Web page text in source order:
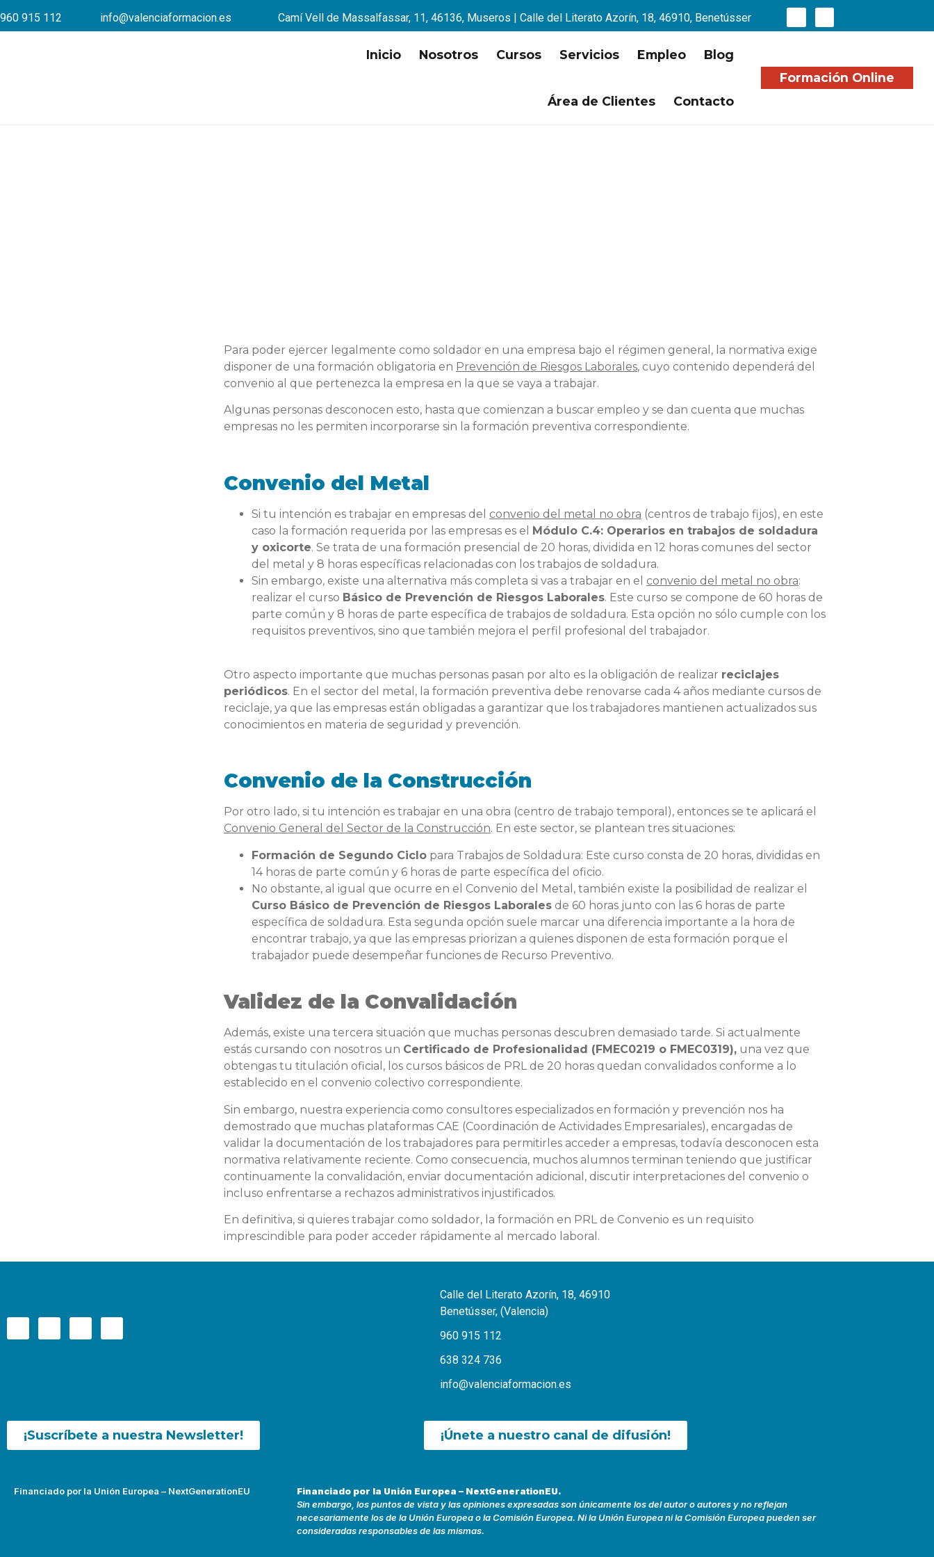
960 915 112 info@valenciaformacion.es Camí Vell de Massalfassar, 11, 46136, Museros | Calle del Literato Azorín, 18, 46910, Benetússer
Inicio Nosotros Cursos Servicios Empleo Blog
Área de Clientes Contacto
Formación Online
Para poder ejercer legalmente como soldador en una empresa bajo el régimen general, la normativa exige
disponer de una formación obligatoria en Prevención de Riesgos Laborales, cuyo contenido dependerá del
convenio al que pertenezca la empresa en la que se vaya a trabajar.
Algunas personas desconocen esto, hasta que comienzan a buscar empleo y se dan cuenta que muchas
empresas no les permiten incorporarse sin la formación preventiva correspondiente.
Convenio del Metal
Si tu intención es trabajar en empresas del convenio del metal no obra (centros de trabajo fijos), en este
caso la formación requerida por las empresas es el
Módulo C.4: Operarios en trabajos de soldadura
y oxicorte. Se trata de una formación presencial de 20 horas, dividida en 12 horas comunes del sector
del metal y 8 horas específicas relacionadas con los trabajos de soldadura.
Sin embargo, existe una alternativa más completa si vas a trabajar en el convenio del metal no obra:
realizar el curso Básico de Prevención de Riesgos Laborales. Este curso se compone de 60 horas de
parte común y 8 horas de parte específica de trabajos de soldadura. Esta opción no sólo cumple con los
requisitos preventivos, sino que también mejora el perfil profesional del trabajador.
Otro aspecto importante que muchas personas pasan por alto es la obligación de realizar reciclajes
periódicos. En el sector del metal, la formación preventiva debe renovarse cada 4 años mediante cursos de
reciclaje, ya que las empresas están obligadas a garantizar que los trabajadores mantienen actualizados sus
conocimientos en materia de seguridad y prevención.
Convenio de la Construcción
Por otro lado, si tu intención es trabajar en una obra (centro de trabajo temporal), entonces se te aplicará el
Convenio General del Sector de la Construcción. En este sector, se plantean tres situaciones:
Formación de Segundo Ciclo para Trabajos de Soldadura: Este curso consta de 20 horas, divididas en
14 horas de parte común y 6 horas de parte específica del oficio.
No obstante, al igual que ocurre en el Convenio del Metal, también existe la posibilidad de realizar el
Curso Básico de Prevención de Riesgos Laborales de 60 horas junto con las 6 horas de parte
específica de soldadura. Esta segunda opción suele marcar una diferencia importante a la hora de
encontrar trabajo, ya que las empresas priorizan a quienes disponen de esta formación porque el
trabajador puede desempeñar funciones de Recurso Preventivo.
Validez de la Convalidación
Además, existe una tercera situación que muchas personas descubren demasiado tarde. Si actualmente
estás cursando con nosotros un Certificado de Profesionalidad (FMEC0219 o FMEC0319), una vez que
obtengas tu titulación oficial, los cursos básicos de PRL de 20 horas quedan convalidados conforme a lo
establecido en el convenio colectivo correspondiente.
Sin embargo, nuestra experiencia como consultores especializados en formación y prevención nos ha
demostrado que muchas plataformas CAE (Coordinación de Actividades Empresariales), encargadas de
validar la documentación de los trabajadores para permitirles acceder a empresas, todavía desconocen esta
normativa relativamente reciente. Como consecuencia, muchos alumnos terminan teniendo que justificar
continuamente la convalidación, enviar documentación adicional, discutir interpretaciones del convenio o
incluso enfrentarse a rechazos administrativos injustificados.
En definitiva, si quieres trabajar como soldador, la formación en PRL de Convenio es un requisito
imprescindible para poder acceder rápidamente al mercado laboral.
Calle del Literato Azorín, 18, 46910
Benetússer, (Valencia)
960 915 112
638 324 736
info@valenciaformacion.es
¡Suscríbete a nuestra Newsletter! ¡Únete a nuestro canal de difusión!
Financiado por la Unión Europea – NextGenerationEU
Financiado por la Unión Europea – NextGenerationEU.
Sin embargo, los puntos de vista y las opiniones expresadas son únicamente los del autor o autores y no reflejan
necesariamente los de la Unión Europea o la Comisión Europea. Ni la Unión Europea ni la Comisión Europea pueden ser
consideradas responsables de las mismas.